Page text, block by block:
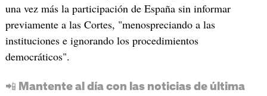
una vez más la participación de España sin informar
previamente a las Cortes, "menospreciando a las
instituciones e ignorando los procedimientos
democráticos".
📲 Mantente al día con las noticias de última